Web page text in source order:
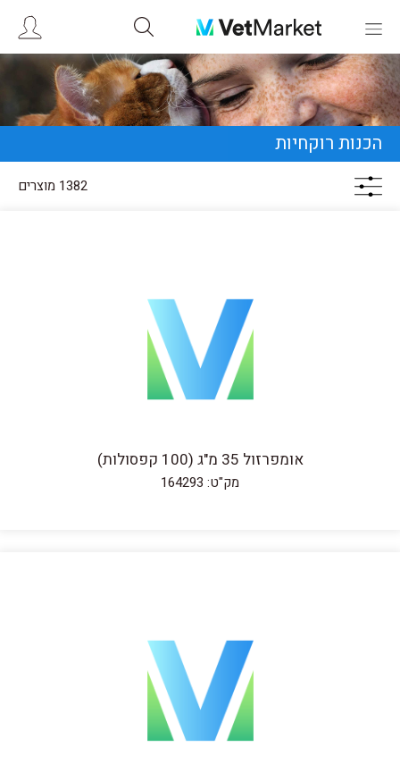
הכנות רוקחיות
1382 מוצרים
אומפרזול 35 מ"ג (100 קפסולות)
מק"ט: 164293